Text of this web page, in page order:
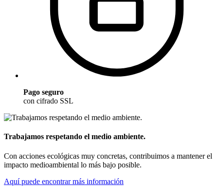
Pago seguro
con cifrado SSL
Trabajamos respetando el medio ambiente.
Con acciones ecológicas muy concretas, contribuimos a mantener el
impacto medioambiental lo más bajo posible.
Aquí puede encontrar más información